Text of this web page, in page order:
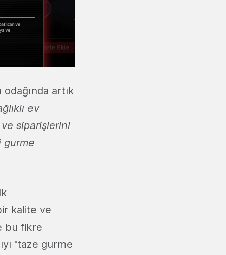
odağında artık
ev
ve siparişlerini
gurme
kalite ve
bu fikre
"taze gurme